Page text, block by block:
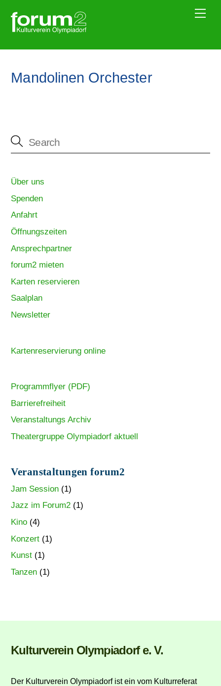
content
Mandolinen Orchester
Über uns
Spenden
Anfahrt
Öffnungszeiten
Ansprechpartner
forum2 mieten
Karten reservieren
Saalplan
Newsletter
Kartenreservierung online
Programmflyer (PDF)
Barrierefreiheit
Veranstaltungs Archiv
Theatergruppe Olympiadorf aktuell
Veranstaltungen forum2
Jam Session (1)
Jazz im Forum2 (1)
Kino (4)
Konzert (1)
Kunst (1)
Tanzen (1)
Back
Kulturverein Olympiadorf e. V.
Der Kulturverein Olympiadorf ist ein vom Kulturreferat